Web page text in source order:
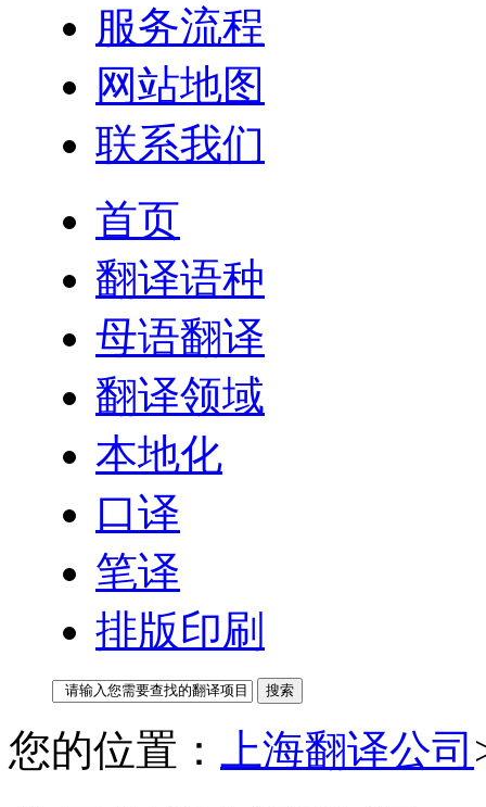
服务流程
网站地图
联系我们
首页
翻译语种
母语翻译
翻译领域
本地化
口译
笔译
排版印刷
您的位置： 上海翻译公司